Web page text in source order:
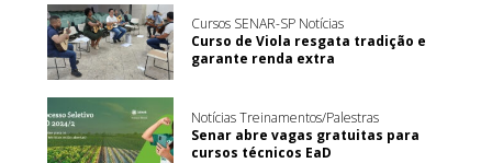
Cursos SENAR-SP Notícias
Curso de Viola resgata tradição e
garante renda extra
Notícias Treinamentos/Palestras
Senar abre vagas gratuitas para
cursos técnicos EaD